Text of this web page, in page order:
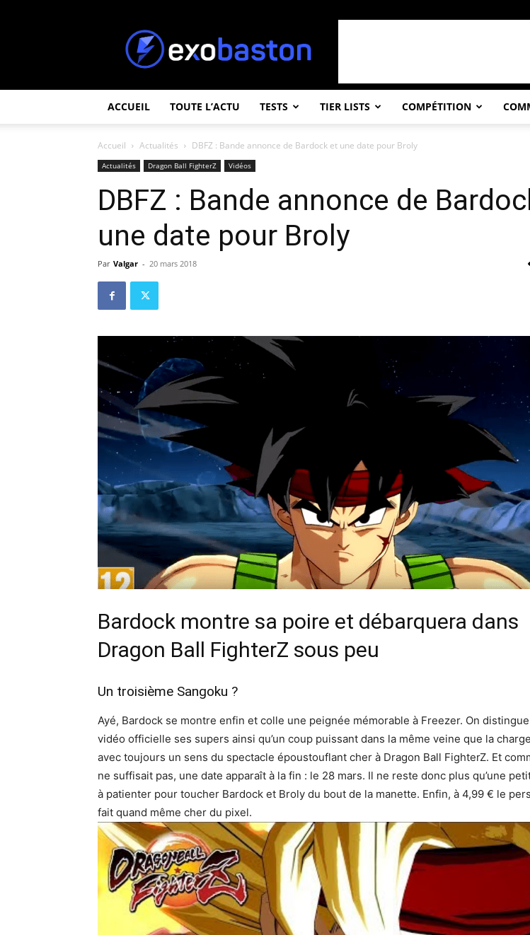
ACCUEIL TOUTE L’ACTU TESTS TIER LISTS COMPÉTITION
Accueil Actualités DBFZ : Bande annonce de Bardock et une date pour Broly
Actualités Dragon Ball FighterZ Vidéos
DBFZ : Bande annonce de
une date pour Broly
Par Valgar - 20 mars 2018
Bardock montre sa poire et débarquera dans
Dragon Ball FighterZ sous peu
Un troisième Sangoku ?
Ayé, Bardock se montre enfin et colle une peignée mémorable à Freezer. On
vidéo officielle ses supers ainsi qu’un coup puissant dans la même veine que la
avec toujours un sens du spectacle époustouflant cher à Dragon Ball FighterZ. Et
ne suffisait pas, une date apparaît à la fin : le 28 mars. Il ne reste donc plus qu’une
à patienter pour toucher Bardock et Broly du bout de la manette. Enfin, à 4,99 € le
fait quand même cher du pixel.